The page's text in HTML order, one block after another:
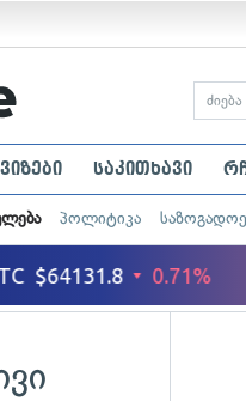
საკითხავი
პოლიტიკა